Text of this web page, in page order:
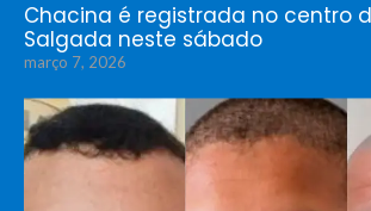
Chacina é registrada no centro
Salgada neste sábado
março 7, 2026